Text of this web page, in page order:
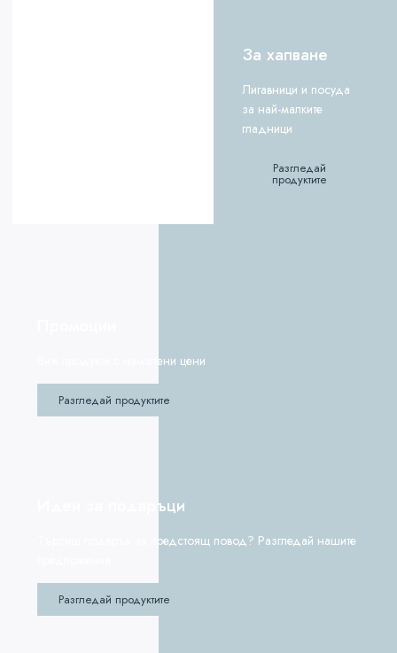
За хапване
Лигавници и посуда
за най-малките
гладници
Разгледай
продуктите
Виж продукти с намалени цени
Разгледай продуктите
Идеи за подаръци
Търсиш подарък за предстоящ повод? Разгледай нашите
Разгледай продуктите